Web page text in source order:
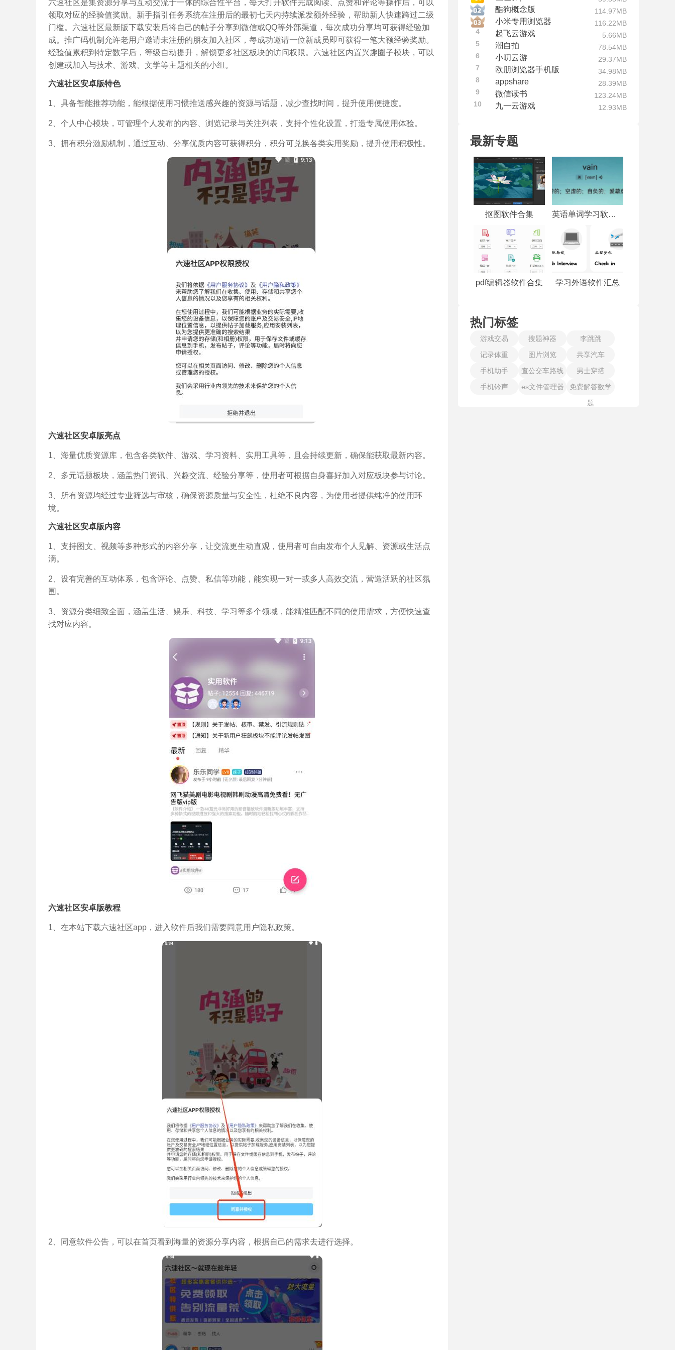
六速社区是集资源分享与互动交流于一体的综合性平台，每天打开软件完成阅读、点赞和评论等操作后，可以
领取对应的经验值奖励。新手指引任务系统在注册后的最初七天内持续派发额外经验，帮助新人快速跨过二级
门槛。六速社区最新版下载安装后将自己的帖子分享到微信或QQ等外部渠道，每次成功分享均可获得经验加
成。推广码机制允许老用户邀请未注册的朋友加入社区，每成功邀请一位新成员即可获得一笔大额经验奖励。
经验值累积到特定数字后，等级自动提升，解锁更多社区板块的访问权限。六速社区内置兴趣圈子模块，可以
创建或加入与技术、游戏、文学等主题相关的小组。
六速社区安卓版特色
1、具备智能推荐功能，能根据使用习惯推送感兴趣的资源与话题，减少查找时间，提升使用便捷度。
2、个人中心模块，可管理个人发布的内容、浏览记录与关注列表，支持个性化设置，打造专属使用体验。
3、拥有积分激励机制，通过互动、分享优质内容可获得积分，积分可兑换各类实用奖励，提升使用积极性。
六速社区安卓版亮点
1、海量优质资源库，包含各类软件、游戏、学习资料、实用工具等，且会持续更新，确保能获取最新内容。
2、多元话题板块，涵盖热门资讯、兴趣交流、经验分享等，使用者可根据自身喜好加入对应板块参与讨论。
3、所有资源均经过专业筛选与审核，确保资源质量与安全性，杜绝不良内容，为使用者提供纯净的使用环
境。
六速社区安卓版内容
1、支持图文、视频等多种形式的内容分享，让交流更生动直观，使用者可自由发布个人见解、资源或生活点
滴。
2、设有完善的互动体系，包含评论、点赞、私信等功能，能实现一对一或多人高效交流，营造活跃的社区氛
围。
3、资源分类细致全面，涵盖生活、娱乐、科技、学习等多个领域，能精准匹配不同的使用需求，方便快速查
找对应内容。
六速社区安卓版教程
1、在本站下载六速社区app，进入软件后我们需要同意用户隐私政策。
2、同意软件公告，可以在首页看到海量的资源分享内容，根据自己的需求去进行选择。
酷狗概念版 114.97MB
小米专用浏览器
116.22MB
4
起飞云游戏
5.66MB
5
潮自拍
78.54MB
6
小叨云游
29.37MB
7
欧朋浏览器手机版
34.98MB
8
appshare
28.39MB
9
微信读书
123.24MB
10
九一云游戏 12.93MB
最新专题
抠图软件合集 英语单词学习软件合集
pdf编辑器软件合集 学习外语软件汇总
热门标签
游戏交易 搜题神器
李跳跳
记录体重
图片浏览
共享汽车
手机助手
查公交车路线
男士穿搭
手机铃声
es文件管理器
免费解答数学
题